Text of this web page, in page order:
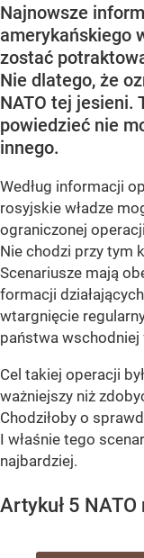
Najnowsze
amerykańskiego
zostać
Nie dlatego, że
NATO tej jesieni.
powiedzieć nie
innego.
Według informacji
rosyjskie władze
ograniczonej
Nie chodzi przy tym
Scenariusze mają
formacji
wtargnięcie
państwa wschodniej
Cel takiej operacji
ważniejszy niż
Chodziłoby o
I właśnie tego
najbardziej.
Artykuł 5 NATO